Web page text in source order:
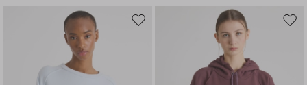
Sposta